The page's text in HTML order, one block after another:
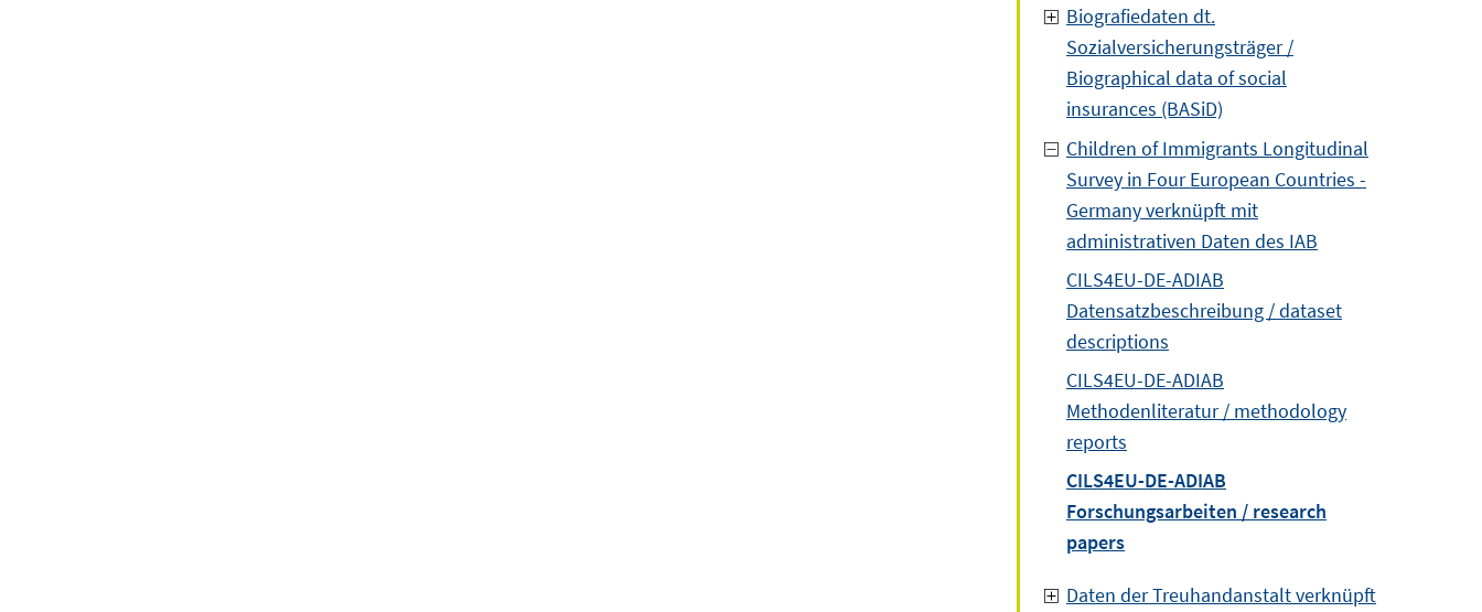
Biografiedaten dt.
Sozialversicherungsträger /
Biographical data of social
insurances (BASiD)
Children of Immigrants Longitudinal
Survey in Four European Countries -
Germany verknüpft mit
administrativen Daten des IAB
CILS4EU-DE-ADIAB
Datensatzbeschreibung / dataset
descriptions
CILS4EU-DE-ADIAB
Methodenliteratur / methodology
reports
CILS4EU-DE-ADIAB
Forschungsarbeiten / research
papers
Daten der Treuhandanstalt verknüpft